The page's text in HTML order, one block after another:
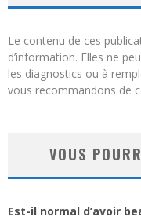
Le contenu de ces
d’information. Elles ne
les diagnostics ou à
vous recommandons de
VOUS
Est-il normal d’avoir